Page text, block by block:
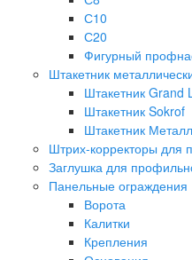
С10
С20
Фигурный
Штакетник
Штакетник Grand
Штакетник Sokrof
Штакетник
Штрих-корректоры для
Заглушка для
Панельные ограждения
Ворота
Калитки
Крепления